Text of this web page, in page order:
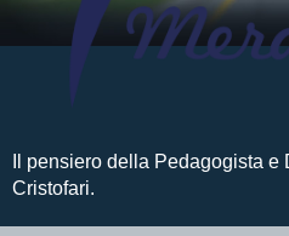
Il pensiero della Pedagogista
Cristofari.